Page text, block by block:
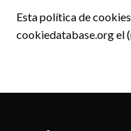
Esta política de
cookiedatabase.orgel